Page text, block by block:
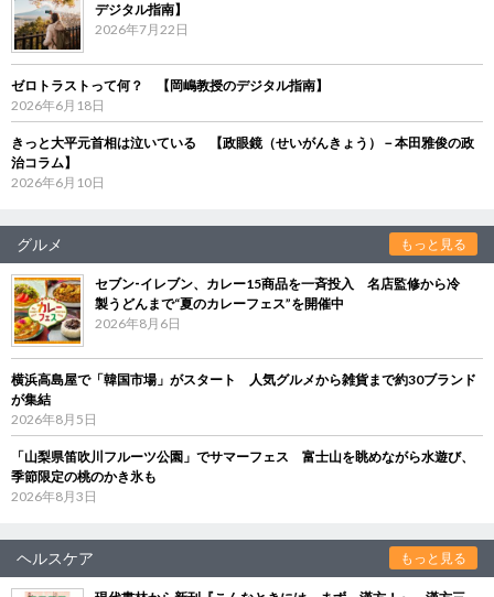
デジタル指南】
2026年7月22日
ゼロトラストって何？ 【岡嶋教授のデジタル指南】
2026年6月18日
きっと大平元首相は泣いている 【政眼鏡（せいがんきょう）－本田雅俊の政
治コラム】
2026年6月10日
グルメ もっと見る
セブン‐イレブン、カレー15商品を一斉投入 名店監修から冷
製うどんまで“夏のカレーフェス”を開催中
2026年8月6日
横浜高島屋で「韓国市場」がスタート 人気グルメから雑貨まで約30ブランド
が集結
2026年8月5日
「山梨県笛吹川フルーツ公園」でサマーフェス 富士山を眺めながら水遊び、
季節限定の桃のかき氷も
2026年8月3日
ヘルスケア もっと見る